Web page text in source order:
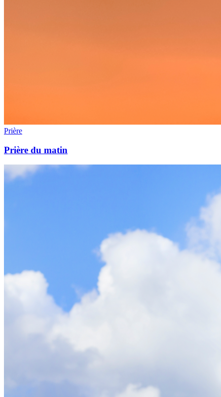
Prière
Prière du matin